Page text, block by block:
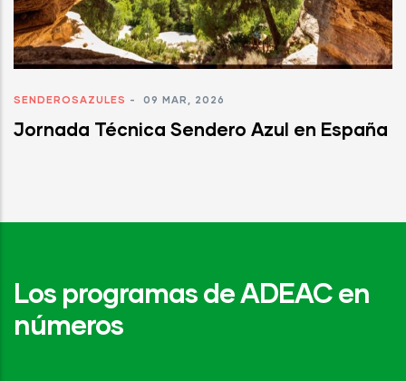
SENDEROSAZULES - 09 MAR, 2026
Jornada Técnica Sendero Azul en España
Los programas de ADEAC en
números